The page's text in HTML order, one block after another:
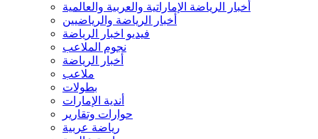
أخبار الرياضة الإماراتية والعربية والعالمية
أخبار الرياضة والرياضيين
فيديو اخبار الرياضة
نجوم الملاعب
أخبار الرياضة
ملاعب
بطولات
أندية الإمارات
حوارات وتقارير
رياضة عربية